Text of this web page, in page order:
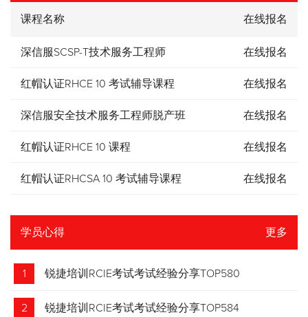
课程名称 在线报名
深信服SCSP-T技术服务工程师 在线报名
红帽认证RHCE 10 考试辅导课程 在线报名
深信服安全技术服务工程师脱产班 在线报名
红帽认证RHCE 10 课程 在线报名
红帽认证RHCSA 10 考试辅导课程 在线报名
学员心得 更多
1 锐捷培训RCIE考试考试经验分享TOP580
2 锐捷培训RCIE考试考试经验分享TOP584